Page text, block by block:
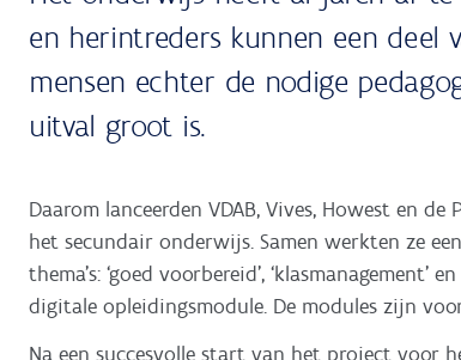
en herintreders kunnen een deel
mensen echter de nodige
uitval groot is.
Daarom lanceerden VDAB, Vives, Howest en
het secundair onderwijs. Samen werkten ze
thema’s: ‘goed voorbereid’,
digitale opleidingsmodule. De modules zijn
Na een succesvolle start van het project voor